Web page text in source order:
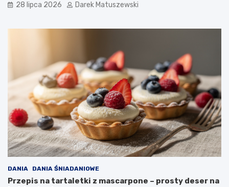
28 lipca 2026 Darek Matuszewski
DANIA DANIA ŚNIADANIOWE
Przepis na tartaletki z mascarpone – prosty deser na